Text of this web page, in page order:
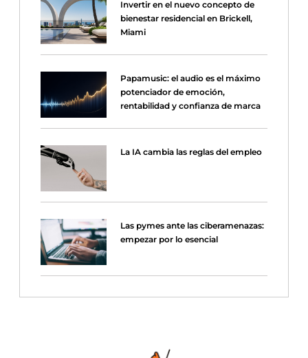
Invertir en el nuevo concepto de
bienestar residencial en Brickell,
Miami
Papamusic: el audio es el máximo
potenciador de emoción,
rentabilidad y confianza de marca
La IA cambia las reglas del empleo
Las pymes ante las ciberamenazas:
empezar por lo esencial